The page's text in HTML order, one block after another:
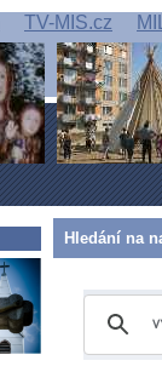
TV-MIS.cz
Hledání na